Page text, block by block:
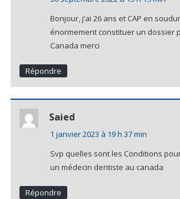
Bonjour, j’ai 26 ans et CAP en
énormement constituer un dossier
Canada merci
Répondre
Saied
1 janvier 2023 à 19 h 37 min
Svp quelles sont les Conditions
un médecin dentiste au canada
Répondre